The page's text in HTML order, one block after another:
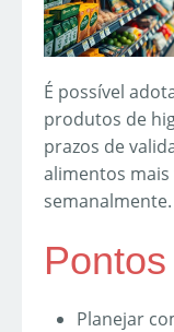
É possível
produtos de
prazos de
alimentos
semanalmente.
Planejar